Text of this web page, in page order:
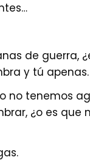
de guerra,
y tú apenas.
no tenemos
¿o es que